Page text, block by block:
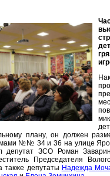
плану, он должен
№№ 34 и 36 на улице
депутат ЗСО Роман
Председателя
также депутаты Надежда